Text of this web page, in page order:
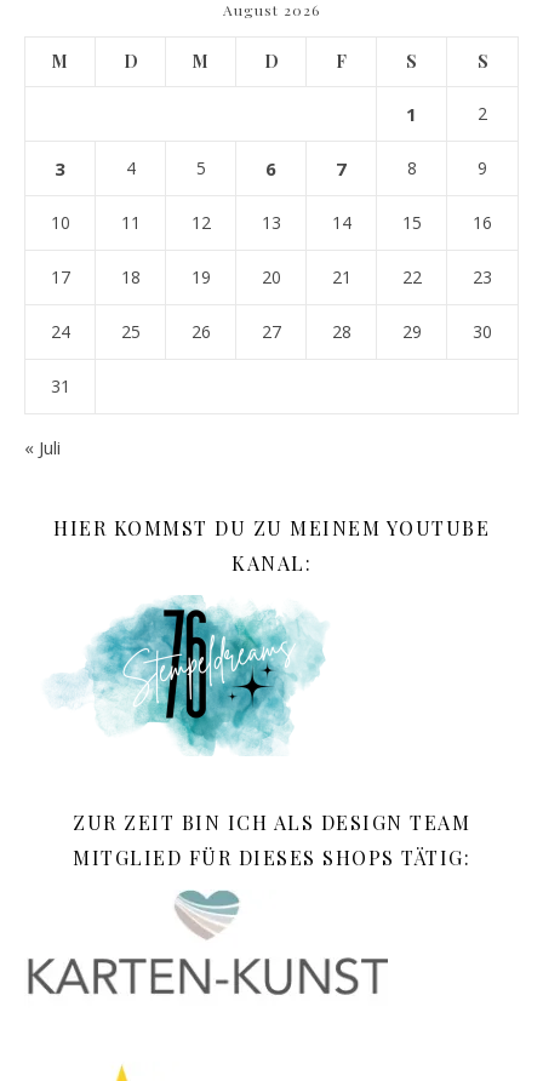
August 2026
M D M D F S S
1 2
3 4 5 6 7 8 9
10 11 12 13 14 15 16
17 18 19 20 21 22 23
24 25 26 27 28 29 30
31
« Juli
HIER KOMMST DU ZU MEINEM YOUTUBE
KANAL:
ZUR ZEIT BIN ICH ALS DESIGN TEAM
MITGLIED FÜR DIESES SHOPS TÄTIG: